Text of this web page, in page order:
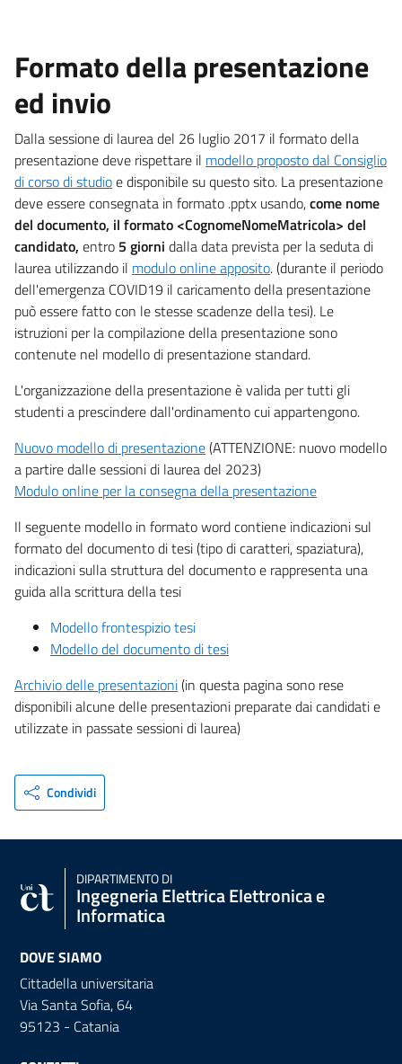
Formato della presentazione
ed invio
Dalla sessione di laurea del 26 luglio 2017 il formato della
presentazione deve rispettare il modello proposto dal Consiglio
di corso di studioe disponibile su questo sito. La presentazione
deve essere consegnata in formato .pptx usando,come nome
del documento, il formato <CognomeNomeMatricola> del
candidato, entro 5 giorni dalla data prevista per la seduta di
laurea utilizzando il modulo online apposito. (durante il periodo
dell'emergenza COVID19 il caricamento della presentazione
può essere fatto con le stesse scadenze della tesi). Le
istruzioni per la compilazione della presentazione sono
contenute nel modello di presentazione standard.
L'organizzazione della presentazione è valida per tutti gli
studenti a prescindere dall'ordinamento cui appartengono.
Nuovo modello di presentazione(ATTENZIONE: nuovo modello
a partire dalle sessioni di laurea del 2023)
Modulo online per la consegna della presentazione
Il seguente modello in formato word contiene indicazioni sul
formato del documento di tesi (tipo di caratteri, spaziatura),
indicazioni sulla struttura del documento e rappresenta una
guida alla scrittura della tesi
Modello frontespizio tesi
Modello del documento di tesi
Archivio delle presentazioni(in questa pagina sono rese
disponibili alcune delle presentazioni preparate dai candidati e
utilizzate in passate sessioni di laurea)
Condividi
DIPARTIMENTO DI
Ingegneria Elettrica Elettronica e
Informatica
DOVE SIAMO
Cittadella universitaria
Via Santa Sofia, 64
95123 - Catania